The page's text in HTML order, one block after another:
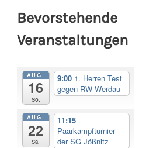
Bevorstehende
Veranstaltungen
AUG.
16
So.
9:00 1. Herren Test
gegen RW Werdau
AUG.
22
Sa.
11:15
Paarkampfturnier
der SG Jößnitz